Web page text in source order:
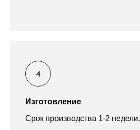
Изготовление
Срок производства 1-2 недели.